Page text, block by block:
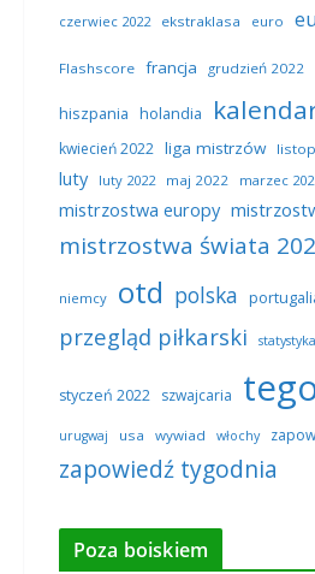
czerwiec 2022
ekstraklasa euro
Flashscore francja grudzień 2022
hiszpania holandia
kwiecień 2022 liga mistrzów
luty luty 2022 maj 2022 marzec
mistrzostwa europy
mistrzostwa świata
niemcy otd polska
przegląd piłkarski statystyka
styczeń 2022 szwajcaria
urugwaj usa wywiad włochy
zapowiedź tygodnia
Poza boiskiem